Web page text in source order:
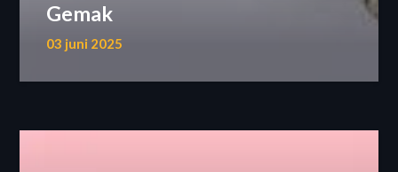
Gemak
03 juni 2025